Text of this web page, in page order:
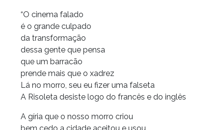
“O cinema falado
é o grande culpado
da transformação
dessa gente que pensa
que um barracão
prende mais que o xadrez
Lá no morro, seu eu fizer uma falseta
A Risoleta desiste logo do francês e do inglês
A gíria que o nosso morro criou